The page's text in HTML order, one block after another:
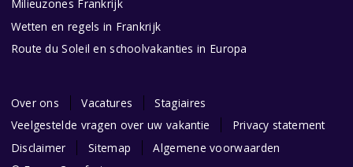
Milieuzones Frankrijk
Wetten en regels in Frankrijk
Route du Soleil en schoolvakanties in Europa
Over ons Vacatures
Stagiaires
Veelgestelde vragen over uw vakantie
Privacy statement
Disclaimer
Sitemap
Algemene voorwaarden